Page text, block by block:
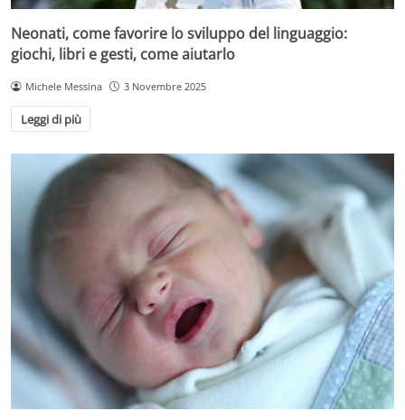
Neonati, come favorire lo sviluppo del linguaggio:
giochi, libri e gesti, come aiutarlo
Michele Messina 3 Novembre 2025
Leggi di più